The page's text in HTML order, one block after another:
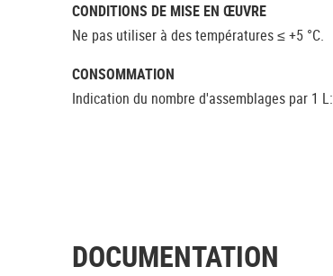
CONDITIONS DE MISE EN ŒUVRE
Ne pas utiliser à des températures ≤ +5 °C.
CONSOMMATION
Indication du nombre d'assemblages par 1 L:
DOCUMENTATION